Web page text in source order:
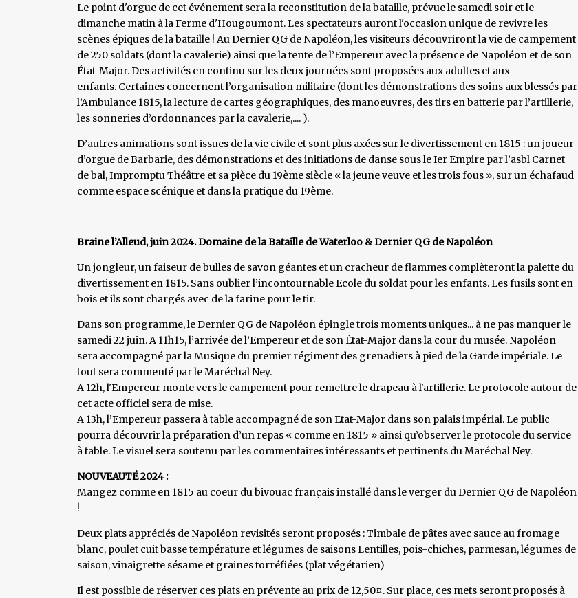
Le point d'orgue de cet événement sera la reconstitution de la bataille, prévue le samedi soir et le
dimanche matin à la Ferme d'Hougoumont. Les spectateurs auront l'occasion unique de revivre les
scènes épiques de la bataille ! Au Dernier QG de Napoléon, les visiteurs découvriront la vie de campement
de 250 soldats (dont la cavalerie) ainsi que la tente de l’Empereur avec la présence de Napoléon et de son
État-Major. Des activités en continu sur les deux journées sont proposées aux adultes et aux
enfants. Certaines concernent l’organisation militaire (dont les démonstrations des soins aux blessés par
l’Ambulance 1815, la lecture de cartes géographiques, des manoeuvres, des tirs en batterie par l’artillerie,
les sonneries d’ordonnances par la cavalerie,.... ).
D’autres animations sont issues de la vie civile et sont plus axées sur le divertissement en 1815 : un joueur
d’orgue de Barbarie, des démonstrations et des initiations de danse sous le Ier Empire par l’asbl Carnet
de bal, Impromptu Théâtre et sa pièce du 19ème siècle « la jeune veuve et les trois fous », sur un échafaud
comme espace scénique et dans la pratique du 19ème.
Braine l’Alleud, juin 2024. Domaine de la Bataille de Waterloo & Dernier QG de Napoléon
Un jongleur, un faiseur de bulles de savon géantes et un cracheur de flammes complèteront la palette du
divertissement en 1815. Sans oublier l’incontournable Ecole du soldat pour les enfants. Les fusils sont en
bois et ils sont chargés avec de la farine pour le tir.
Dans son programme, le Dernier QG de Napoléon épingle trois moments uniques... à ne pas manquer le
samedi 22 juin. A 11h15, l’arrivée de l’Empereur et de son État-Major dans la cour du musée. Napoléon
sera accompagné par la Musique du premier régiment des grenadiers à pied de la Garde impériale. Le
tout sera commenté par le Maréchal Ney.
A 12h, l'Empereur monte vers le campement pour remettre le drapeau à l'artillerie. Le protocole autour de
cet acte officiel sera de mise.
A 13h, l’Empereur passera à table accompagné de son Etat-Major dans son palais impérial. Le public
pourra découvrir la préparation d’un repas « comme en 1815 » ainsi qu’observer le protocole du service
à table. Le visuel sera soutenu par les commentaires intéressants et pertinents du Maréchal Ney.
NOUVEAUTÉ 2024 :
Mangez comme en 1815 au coeur du bivouac français installé dans le verger du Dernier QG de Napoléon
!
Deux plats appréciés de Napoléon revisités seront proposés : Timbale de pâtes avec sauce au fromage
blanc, poulet cuit basse température et légumes de saisons Lentilles, pois-chiches, parmesan, légumes de
saison, vinaigrette sésame et graines torréfiées (plat végétarien)
Il est possible de réserver ces plats en prévente au prix de 12,50¤. Sur place, ces mets seront proposés à